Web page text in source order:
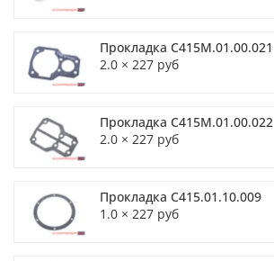
Прокладка С415М.01.00.021
2.0 × 227 руб
Прокладка С415М.01.00.022
2.0 × 227 руб
Прокладка С415.01.10.009
1.0 × 227 руб